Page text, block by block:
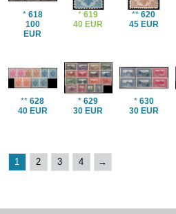
* 618
100
EUR
*619
40 EUR
**620
45 EUR
**628
40 EUR
*629
30 EUR
* 630
30 EUR
1 2 3 4 →